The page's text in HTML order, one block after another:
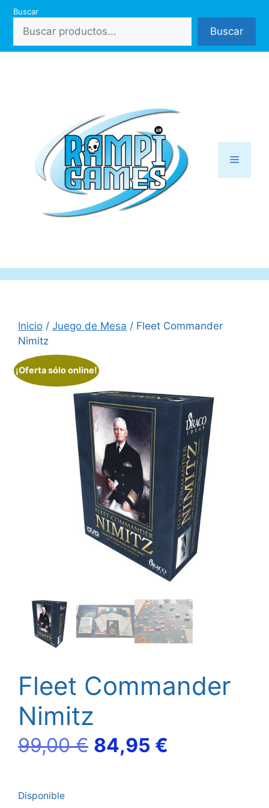
Saltar
contenido
Buscar
Buscar
Menú
Inicio / Juego de Mesa / Fleet Commander
Nimitz
¡Oferta sólo online!
Fleet Commander
Nimitz
99,00€ El
84,95 €
Disponible